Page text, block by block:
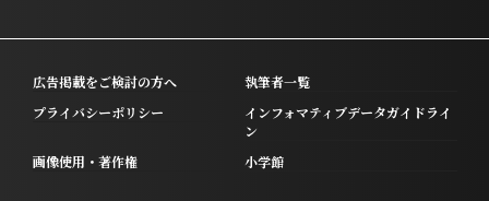
広告掲載をご検討の方へ
執筆者一覧
プライバシーポリシー
インフォマティブデータガイドライ
ン
画像使用・著作権
小学館